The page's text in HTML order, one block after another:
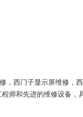
，西门子显示屏维修
师和先进的维修设备